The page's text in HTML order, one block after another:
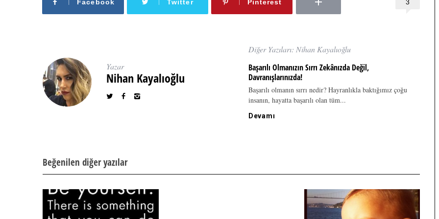
3
Facebook Twitter Pinterest
Yazar
Nihan Kayalıoğlu
Diğer Yazıları: Nihan Kayalıoğlu
Başarılı Olmanızın Sırrı Zekânızda Değil,
Davranışlarınızda!
Başarılı olmanın sırrı nedir? Hayranlıkla baktığımız çoğu
insanın, hayatta başarılı olan tüm...
Devamı
Beğenilen diğer yazılar